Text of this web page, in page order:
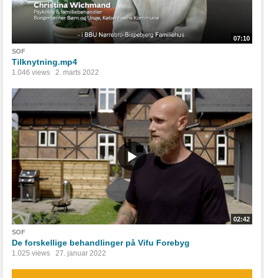
07:10
SOF
Tilknytning.mp4
1.046 views 2. marts 2022
02:42
SOF
De forskellige behandlinger på Vifu Forebyg
1.025 views 27. januar 2022